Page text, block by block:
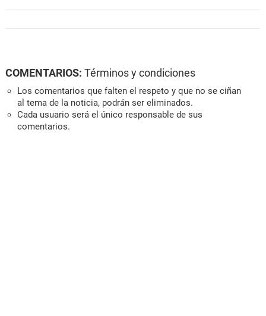
COMENTARIOS: Términos y condiciones
Los comentarios que falten el respeto y que no se ciñan
al tema de la noticia, podrán ser eliminados.
Cada usuario será el único responsable de sus
comentarios.